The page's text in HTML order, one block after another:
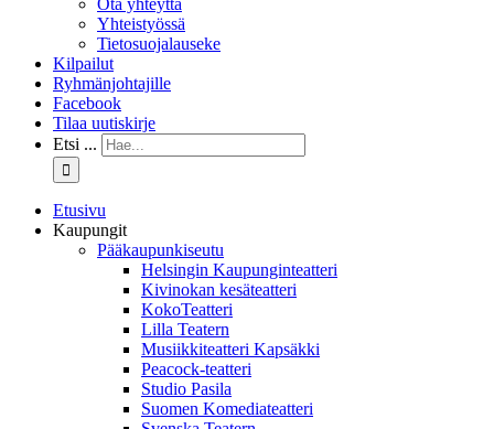
Ota yhteyttä
Yhteistyössä
Tietosuojalauseke
Kilpailut
Ryhmänjohtajille
Facebook
Tilaa uutiskirje
Etsi ...
Etusivu
Kaupungit
Pääkaupunkiseutu
Helsingin Kaupunginteatteri
Kivinokan kesäteatteri
KokoTeatteri
Lilla Teatern
Musiikkiteatteri Kapsäkki
Peacock-teatteri
Studio Pasila
Suomen Komediateatteri